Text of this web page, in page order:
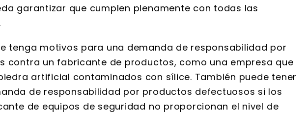
garantizar que cumplen plenamente con todas las
tenga motivos para una demanda de responsabilidad por
contra un fabricante de productos, como una empresa que
artificial contaminados con sílice. También puede tener
de responsabilidad por productos defectuosos si los
de equipos de seguridad no proporcionan el nivel de
extremadamente profesionales
información que reunieron y el
mantenimiento de registros
meticulosos que mantuvieron.
Todos los abogados de la firma
son muy amables...
Wallace y Graham desde 2011
Están muy bien informados,
extremadamente rápido para
responder, y super paciente. Yo...